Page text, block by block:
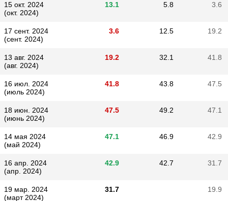
15 окт. 2024
(окт. 2024)
13.1 5.8 3.6
17 сент. 2024
(сент. 2024)
3.6 12.5 19.2
13 авг. 2024
(авг. 2024)
19.2 32.1 41.8
16 июл. 2024
(июль 2024)
41.8 43.8 47.5
18 июн. 2024
(июнь 2024)
47.5 49.2 47.1
14 мая 2024
(май 2024)
47.1 46.9 42.9
16 апр. 2024
(апр. 2024)
42.9 42.7 31.7
19 мар. 2024
(март 2024)
31.7 19.9